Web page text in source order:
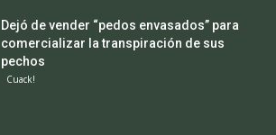
Dejó de vender “pedos envasados” para
comercializar la transpiración de sus
pechos
Cuack!